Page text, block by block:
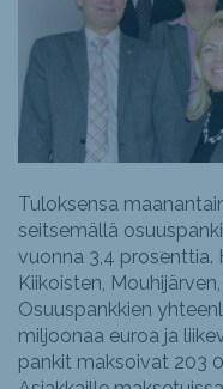
Tuloksensa
seitsemällä
vuonna 3,4 prosenttia.
Kiikoisten,
Osuuspankkien
miljoonaa euroa ja
pankit maksoivat 203